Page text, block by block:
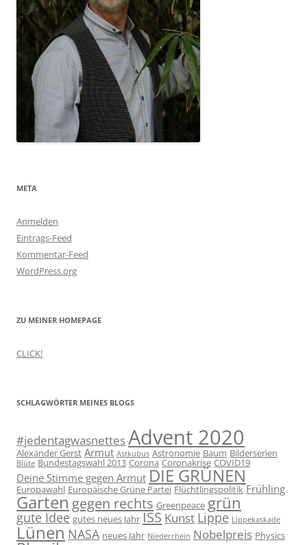
META
Anmelden
Eintrags-Feed
Kommentar-Feed
WordPress.org
ZU MEINER HOMEPAGE
CLICK!
SCHLAGWÖRTER MEINES BLOGS
#jedentagwasnettesAdvent 2020
Alexander Gerst Armut Astkubus Astronomie Baum Bilderserien
Blüte Bundestagswahl 2013 Corona Coronakrise COVID19
Deine Stimme gegen Armut DIE GRÜNEN
Europawahl Europäische Grüne Partei Flüchtlingspolitik Frühling
Garten gegen rechts Greenpeace grün
gute Idee gutes neues Jahr ISS Kunst Lippe Lippekaskade
Lünen NASA neues Jahr Niederrhein Nobelpreis Physics